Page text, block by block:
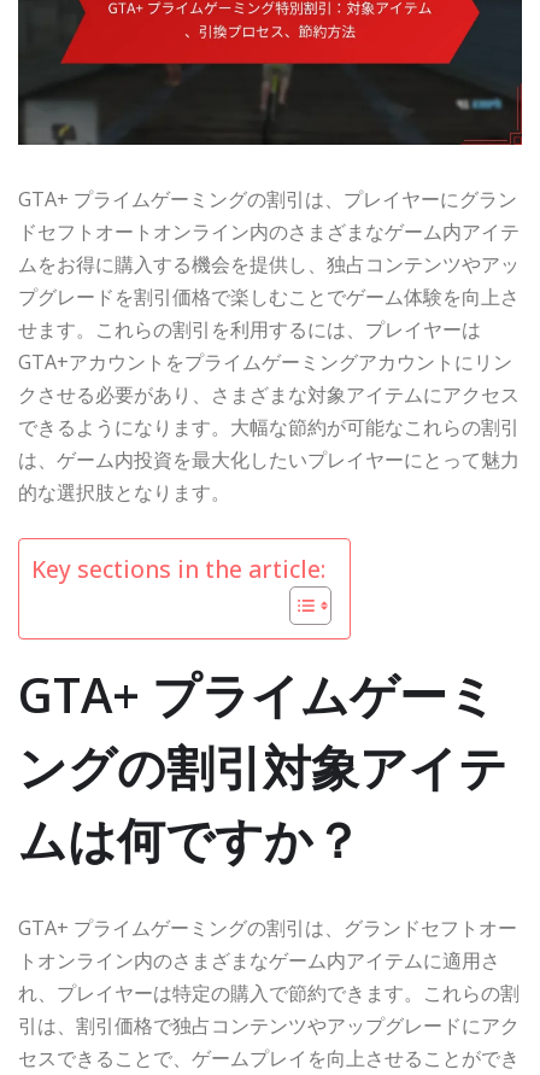
GTA+ プライムゲーミングの割引は、プレイヤーにグラン
ドセフトオートオンライン内のさまざまなゲーム内アイテ
ムをお得に購入する機会を提供し、独占コンテンツやアッ
プグレードを割引価格で楽しむことでゲーム体験を向上さ
せます。これらの割引を利用するには、プレイヤーは
GTA+アカウントをプライムゲーミングアカウントにリン
クさせる必要があり、さまざまな対象アイテムにアクセス
できるようになります。大幅な節約が可能なこれらの割引
は、ゲーム内投資を最大化したいプレイヤーにとって魅力
的な選択肢となります。
Key sections in the article:
GTA+ プライムゲーミ
ングの割引対象アイテ
ムは何ですか？
GTA+ プライムゲーミングの割引は、グランドセフトオー
トオンライン内のさまざまなゲーム内アイテムに適用さ
れ、プレイヤーは特定の購入で節約できます。これらの割
引は、割引価格で独占コンテンツやアップグレードにアク
セスできることで、ゲームプレイを向上させることができ